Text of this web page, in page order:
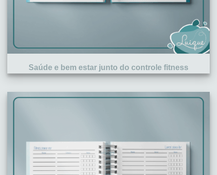
Saúde e bem estar junto do controle fitness